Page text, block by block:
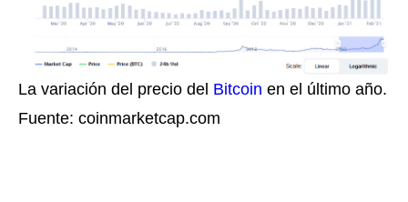
La variación del precio del Bitcoin en el último año.
Fuente: coinmarketcap.com